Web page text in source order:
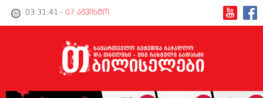
03:31:42 - 07 აგვისტო